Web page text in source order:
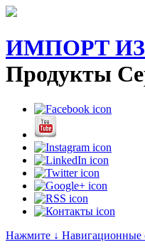
ИМПОРТ
Продукты
Нажмите ↓ Навигационные